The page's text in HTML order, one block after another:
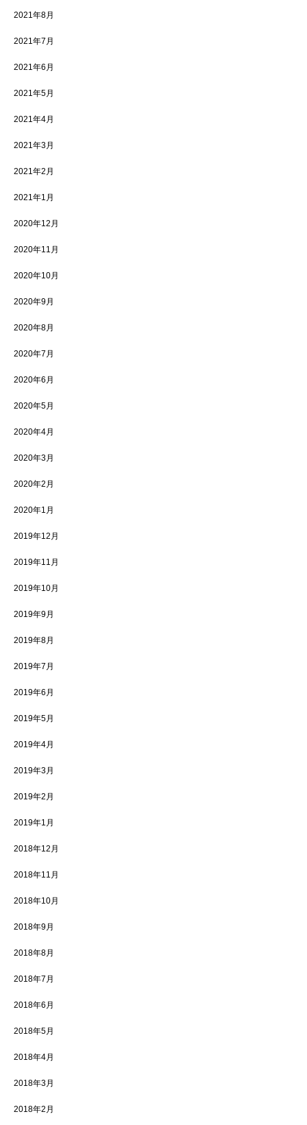
2021年8月
2021年7月
2021年6月
2021年5月
2021年4月
2021年3月
2021年2月
2021年1月
2020年12月
2020年11月
2020年10月
2020年9月
2020年8月
2020年7月
2020年6月
2020年5月
2020年4月
2020年3月
2020年2月
2020年1月
2019年12月
2019年11月
2019年10月
2019年9月
2019年8月
2019年7月
2019年6月
2019年5月
2019年4月
2019年3月
2019年2月
2019年1月
2018年12月
2018年11月
2018年10月
2018年9月
2018年8月
2018年7月
2018年6月
2018年5月
2018年4月
2018年3月
2018年2月